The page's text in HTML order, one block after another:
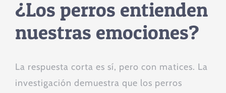
¿Los perros entienden
nuestras emociones?
La respuesta corta es sí, pero con matices. La
investigación demuestra que los perros